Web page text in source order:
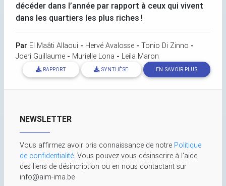
décéder dans l’année par rapport à ceux qui vivent
dans les quartiers les plus riches !
Par El Maâti Allaoui - Hervé Avalosse - Tonio Di Zinno -
Joeri Guillaume - Murielle Lona - Leila Maron
RAPPORT SYNTHÈSE EN SAVOIR PLUS
NEWSLETTER
Vous affirmez avoir pris connaissance de notre Politique
de confidentialité. Vous pouvez vous désinscrire à l'aide
des liens de désincription ou en nous contactant sur
info@aim-ima.be